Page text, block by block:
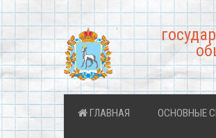
ГЛАВНАЯ ОСНОВНЫЕ